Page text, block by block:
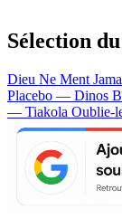
Sélection
Dieu Ne Ment
Placebo — Dinos
— Tiakola Oublie-